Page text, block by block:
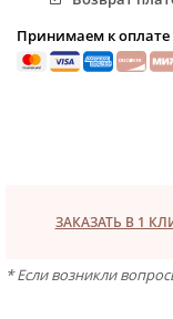
Принимаем к оплате
ЗАКАЗАТЬ В 1
* Если возникли